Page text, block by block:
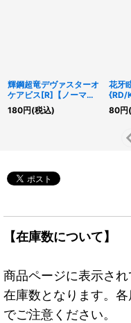
輝鋼超竜デヴァスターオ
ケアビス[R]【ノーマル
パラレル】{RD/VSP1-
JP021}《RDモンスタ
180円(税込)
花牙
{RD/
《
80円
【在庫数について】
商品ページに表示さ
在庫数となります。
でご注意ください。